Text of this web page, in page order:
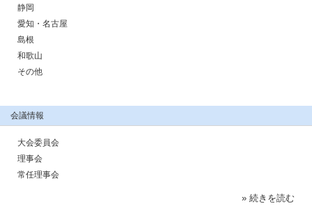
静岡
愛知・名古屋
島根
和歌山
その他
会議情報
大会委員会
理事会
常任理事会
» 続きを読む